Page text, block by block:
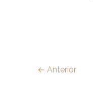
← Anterior